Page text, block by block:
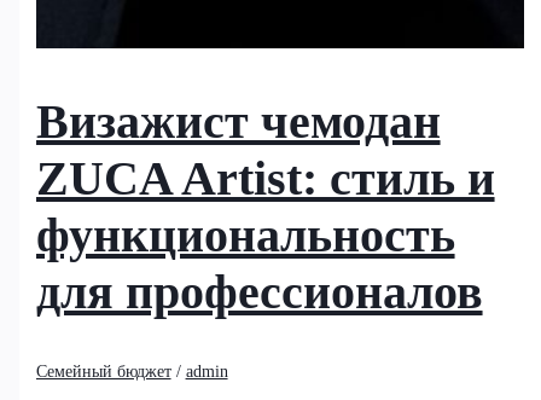
Визажист чемодан
ZUCA Artist: стиль и
функциональность
для профессионалов
Семейный бюджет/ admin